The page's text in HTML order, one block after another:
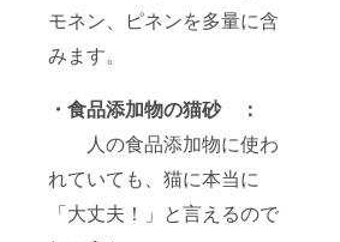
モネン、ピネンを多量に含
みます。
・食品添加物の猫砂 ：
人の食品添加物に使わ
れていても、猫に本当に
「大丈夫！」と言えるので